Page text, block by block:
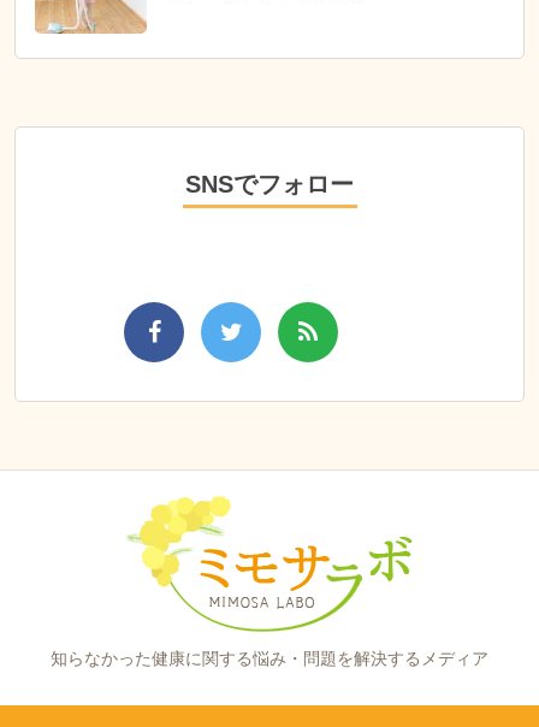
SNSでフォロー
知らなかった健康に関する悩み・問題を解決するメディア